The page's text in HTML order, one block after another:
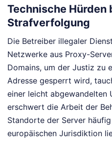
Technische Hürden
Strafverfolgung
Die Betreiber illegaler
Netzwerke aus Proxy-
Domains, um der Justiz zu
Adresse gesperrt wird,
einer leicht abgewandelten
erschwert die Arbeit der
Standorte der Server
europäischen Jurisdiktion